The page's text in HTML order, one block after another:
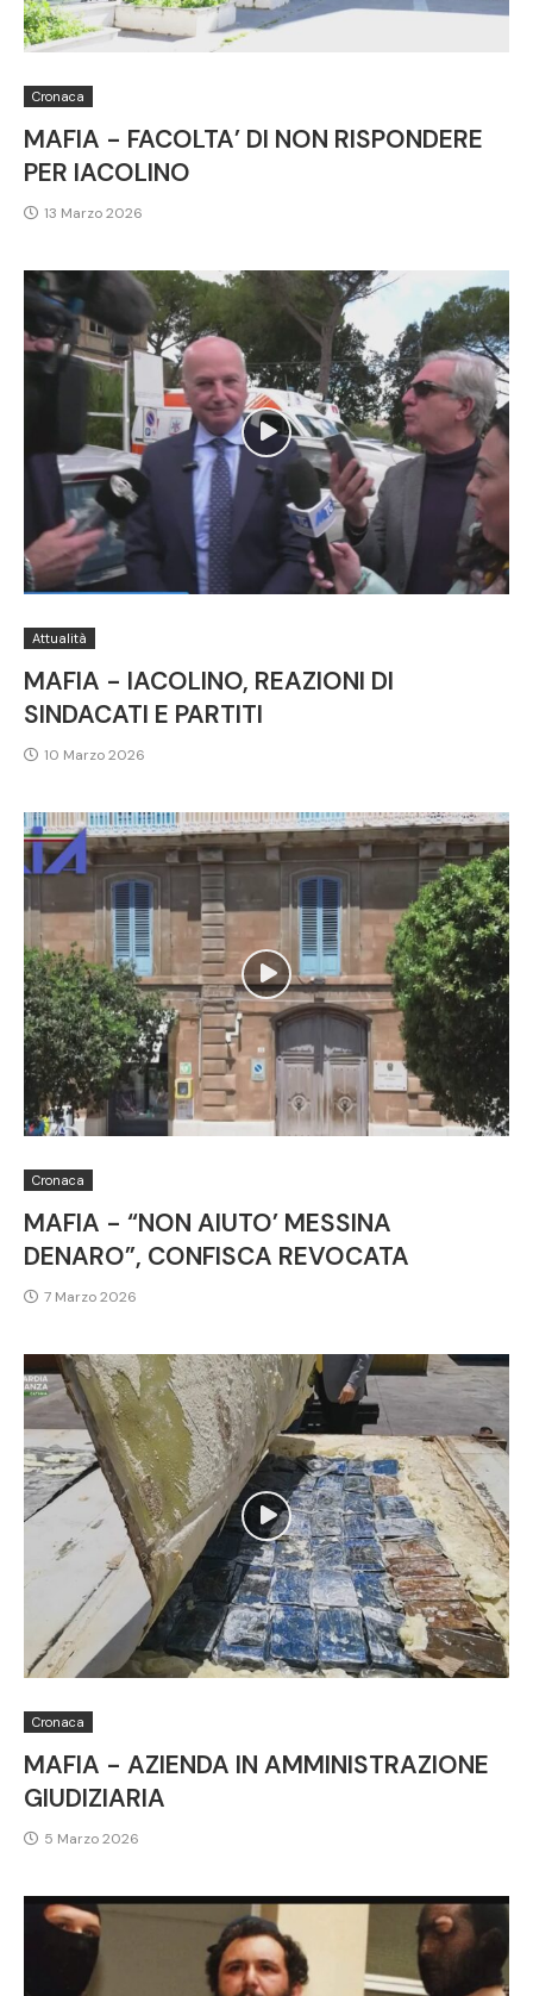
Cronaca
MAFIA - FACOLTA’ DI NON RISPONDERE
PER IACOLINO
13 Marzo 2026
Attualità
MAFIA - IACOLINO, REAZIONI DI
SINDACATI E PARTITI
10 Marzo 2026
Cronaca
MAFIA - “NON AIUTO’ MESSINA
DENARO”, CONFISCA REVOCATA
7 Marzo 2026
Cronaca
MAFIA - AZIENDA IN AMMINISTRAZIONE
GIUDIZIARIA
5 Marzo 2026